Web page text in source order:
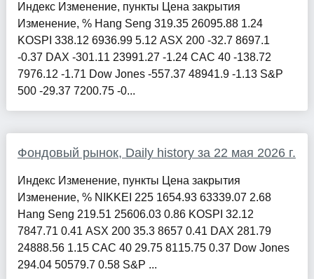
Индекс Изменение, пункты Цена закрытия
Изменение, % Hang Seng 319.35 26095.88 1.24
KOSPI 338.12 6936.99 5.12 ASX 200 -32.7 8697.1
-0.37 DAX -301.11 23991.27 -1.24 CAC 40 -138.72
7976.12 -1.71 Dow Jones -557.37 48941.9 -1.13 S&P
500 -29.37 7200.75 -0...
Фондовый рынок, Daily history за 22 мая 2026 г.
Индекс Изменение, пункты Цена закрытия
Изменение, % NIKKEI 225 1654.93 63339.07 2.68
Hang Seng 219.51 25606.03 0.86 KOSPI 32.12
7847.71 0.41 ASX 200 35.3 8657 0.41 DAX 281.79
24888.56 1.15 CAC 40 29.75 8115.75 0.37 Dow Jones
294.04 50579.7 0.58 S&P ...